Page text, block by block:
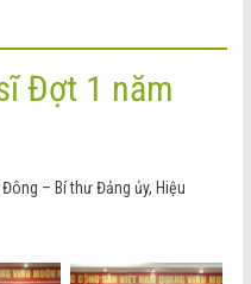
Đợt 1 năm
– Bí thư Đảng ủy, Hiệu